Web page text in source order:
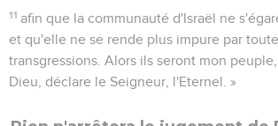
11 afin que la communauté d'Israël ne
et qu'elle ne se rende plus impure par
transgressions. Alors ils seront mon
Dieu, déclare le Seigneur, l'Eternel. »